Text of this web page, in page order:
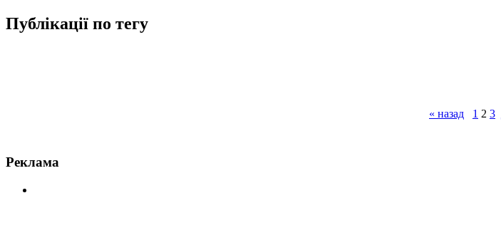
Публікації по тегу
« назад 1 2 3
Реклама